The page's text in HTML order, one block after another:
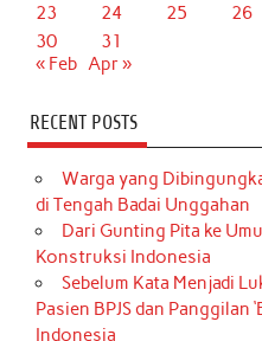
23
24 25 26
30
31
« Feb Apr »
RECENT POSTS
Warga yang
di Tengah Badai Unggahan
Dari Gunting Pita ke
Konstruksi Indonesia
Sebelum Kata Menjadi
Pasien BPJS dan Panggilan
Indonesia